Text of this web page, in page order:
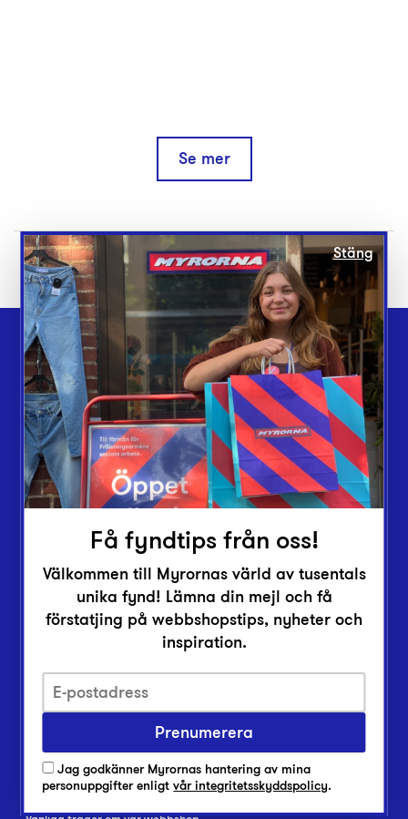
Se mer
Webbshop
Butiker
Lämna in
Vårt överskott
Inlämningsplatser
Om Myrorna
Lediga jobb
Pressrum
Kontakt
Integritetsskyddspolicy
Stäng
Få fyndtips från oss!
Välkommen till Myrornas värld av tusentals
unika fynd! Lämna din mejl och få
förstatjing på webbshopstips, nyheter och
inspiration.
Prenumerera
Jag godkänner Myrornas hantering av mina
personuppgifter enligtvår integritetsskyddspolicy.